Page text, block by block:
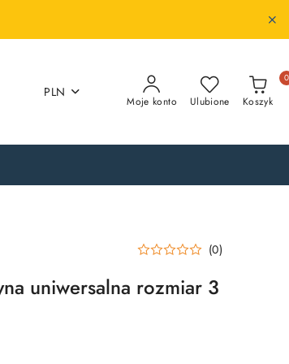
PLN
Moje konto Ulubione Koszyk
0
(0)
uniwersalna rozmiar 3